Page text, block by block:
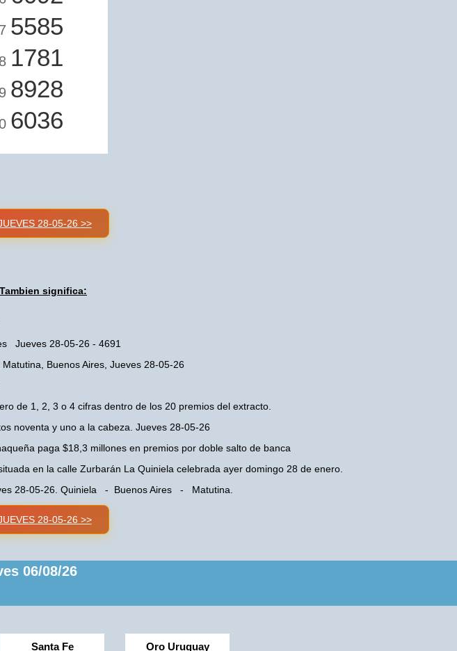
5585
1781
8928
6036
28-05-26 >>
significa:
Jueves 28-05-26 - 4691
Buenos Aires, Jueves 28-05-26
de 1, 2, 3 o 4 cifras dentro de los 20 premios del extracto.
noventa y uno a la cabeza. Jueves 28-05-26
paga $18,3 millones en premios por doble salto de banca
en la calle Zurbarán La Quiniela celebrada ayer domingo 28 de enero.
28-05-26. Quiniela - Buenos Aires - Matutina.
28-05-26 >>
06/08/26
Santa Fe Oro Uruguay